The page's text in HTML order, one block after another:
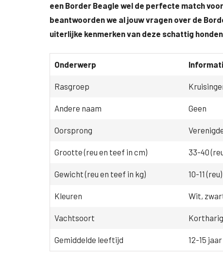
een Border Beagle wel de perfecte match
beantwoorden we al jouw vragen over de
uiterlijke kenmerken van deze schattig
Onderwerp
Rasgroep
Andere naam Geen
Oorsprong
Grootte (reu en teef in cm) 33-40
Gewicht (reu en teef in kg) 10-11
Kleuren Wit,
Vachtsoort
Gemiddelde leeftijd 12-15 jaar